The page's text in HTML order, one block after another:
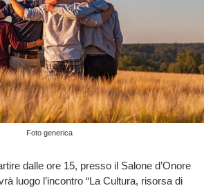
Foto generica
dalle ore 15, presso il Salone d’Onore
luogo l’incontro “La Cultura, risorsa di